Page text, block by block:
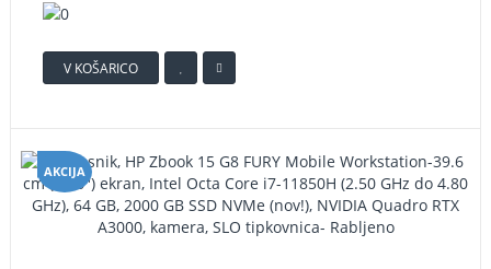
V KOŠARICO
AKCIJA